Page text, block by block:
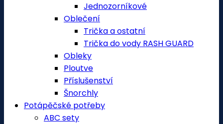
Jednozorníkové
Oblečení
Trička a ostatní
Trička do vody RASH GUARD
Obleky
Ploutve
Příslušenství
Šnorchly
Potápěčské potřeby
ABC sety